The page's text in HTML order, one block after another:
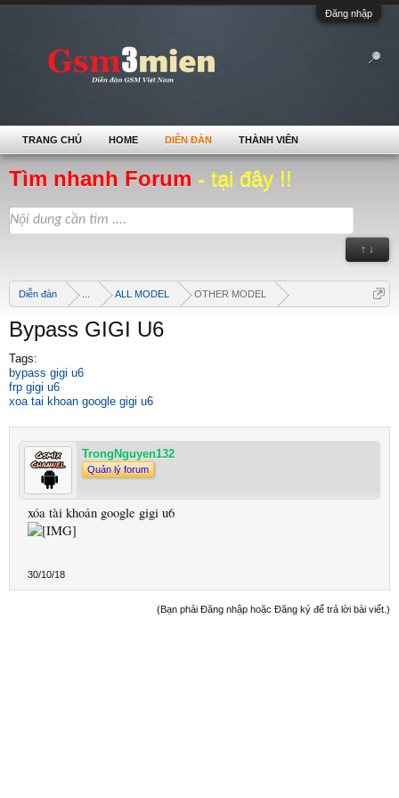
Đăng nhập
Tìm nhanh Forum - tại đây !!
↑ ↓
Diễn đàn ALL MODEL OTHER MODEL
Bypass GIGI U6
Tags:
bypass gigi u6
frp gigi u6
xoa tai khoan google gigi u6
TrongNguyen132
Quản lý forum
xóa tài khoản google gigi u6
30/10/18
(Bạn phải Đăng nhập hoặc Đăng ký để trả lời bài viết.)
TRANG CHỦ HOME DIỄN ĐÀN THÀNH VIÊN